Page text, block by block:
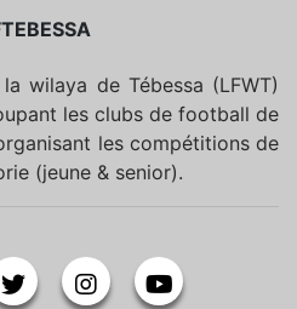
wilaya de Tébessa (LFWT)
les clubs de football de
les compétitions de
(jeune & senior).